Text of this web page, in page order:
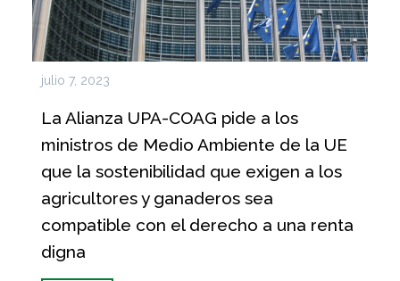
julio 7, 2023
La Alianza UPA-COAG pide a los
ministros de Medio Ambiente de la UE
que la sostenibilidad que exigen a los
agricultores y ganaderos sea
compatible con el derecho a una renta
digna